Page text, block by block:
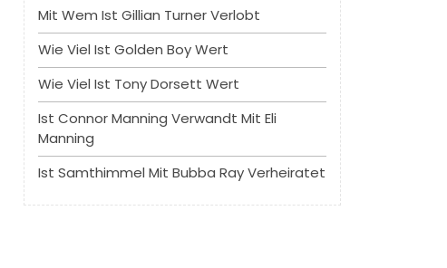
Mit Wem Ist Gillian Turner Verlobt
Wie Viel Ist Golden Boy Wert
Wie Viel Ist Tony Dorsett Wert
Ist Connor Manning Verwandt Mit Eli
Manning
Ist Samthimmel Mit Bubba Ray Verheiratet